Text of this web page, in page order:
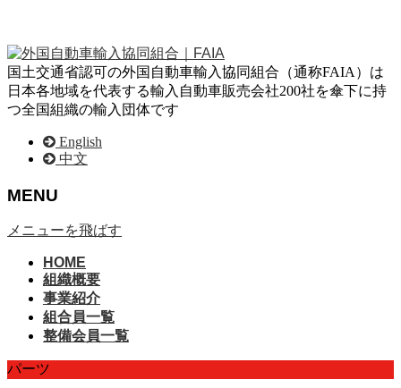
国土交通省認可の外国自動車輸入協同組合（通称FAIA）は
日本各地域を代表する輸入自動車販売会社200社を傘下に持
つ全国組織の輸入団体です
English
中文
MENU
メニューを飛ばす
HOME
組織概要
事業紹介
組合員一覧
整備会員一覧
パーツ